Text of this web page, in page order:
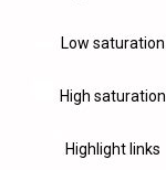
Low saturation
High saturation
Highlight links